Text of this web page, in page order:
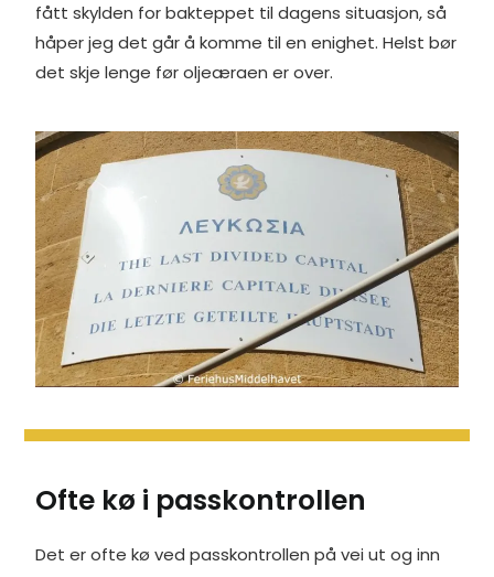
fått skylden for bakteppet til dagens situasjon, så
håper jeg det går å komme til en enighet. Helst bør
det skje lenge før oljeæraen er over.
Ofte kø i passkontrollen
Det er ofte kø ved passkontrollen på vei ut og inn